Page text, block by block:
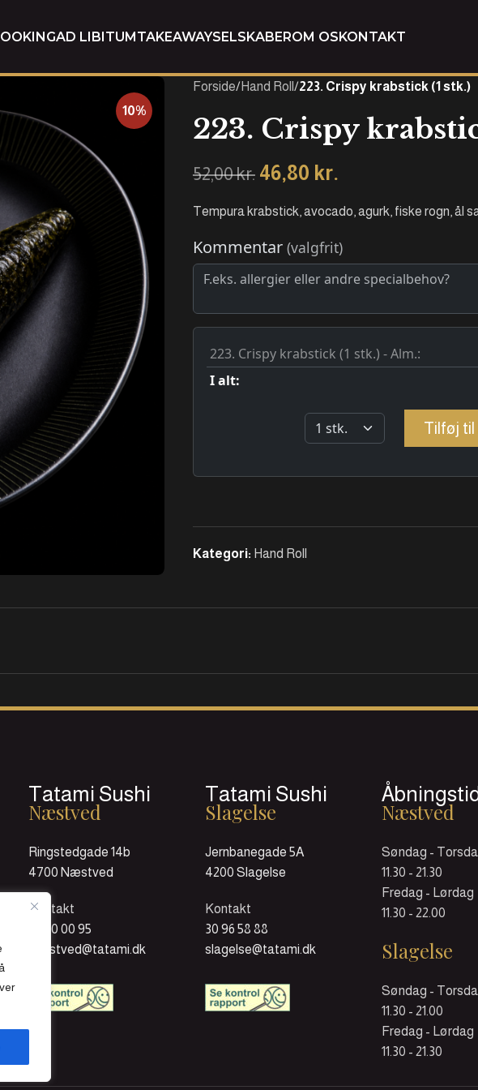
AD LIBITUMTAKEAWAYSELSKABEROM OSKONTAKT
10%
Forside/Hand Roll /223. Crispy krabstick (1 stk.)
223. Crispy
52,00kr. 46,80 kr.
Tempura krabstick, avocado, agurk, fiske rogn, ål
Kategori: Hand Roll
Tatami Sushi
Næstved
Ringstedgade 14b
4700 Næstved
Kontakt
55 70 00 95
naestved@tatami.dk
Tatami Sushi
Slagelse
Jernbanegade 5A
4200 Slagelse
Kontakt
30 96 58 88
slagelse@tatami.dk
Næstved
Søndag -
11.30 - 21.30
Fredag - Lørdag
11.30 - 22.00
Slagelse
Søndag -
11.30 - 21.00
Fredag - Lørdag
11.30 - 21.30